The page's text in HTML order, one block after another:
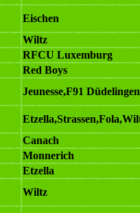
Eischen
Wiltz
RFCU Luxemburg
Red Boys
Jeunesse,F91
Canach
Monnerich
Etzella
Wiltz